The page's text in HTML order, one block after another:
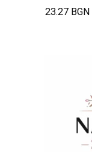
23.27 BGN